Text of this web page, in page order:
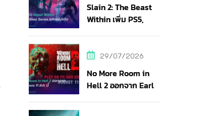
Slain 2: The Beast
Within เพิ่ม PS5,
29/07/2026
No More Room in
Hell 2 ออกจาก Early